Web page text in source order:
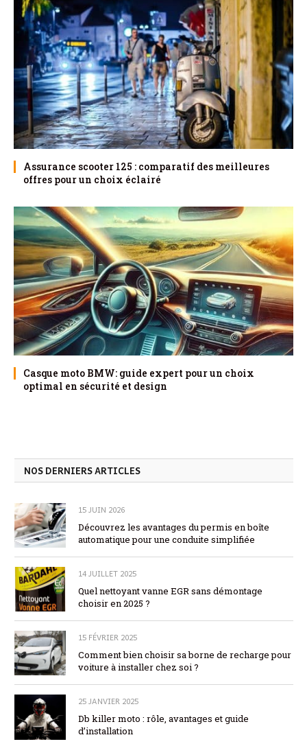
Assurance scooter 125 : comparatif des meilleures
offres pour un choix éclairé
Casque moto BMW: guide expert pour un choix
optimal en sécurité et design
NOS DERNIERS ARTICLES
15 JUIN 2026
Découvrez les avantages du permis en boîte
automatique pour une conduite simplifiée
14 JUILLET 2025
Quel nettoyant vanne EGR sans démontage
choisir en 2025 ?
15 FÉVRIER 2025
Comment bien choisir sa borne de recharge pour
voiture à installer chez soi ?
25 JANVIER 2025
Db killer moto : rôle, avantages et guide
d’installation